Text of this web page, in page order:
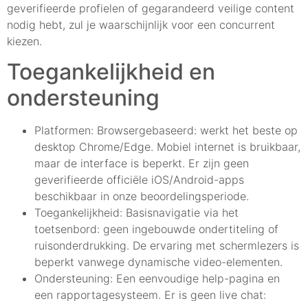
geverifieerde profielen of gegarandeerd veilige content
nodig hebt, zul je waarschijnlijk voor een concurrent
kiezen.
Toegankelijkheid en
ondersteuning
Platformen: Browsergebaseerd: werkt het beste op
desktop Chrome/Edge. Mobiel internet is bruikbaar,
maar de interface is beperkt. Er zijn geen
geverifieerde officiële iOS/Android-apps
beschikbaar in onze beoordelingsperiode.
Toegankelijkheid: Basisnavigatie via het
toetsenbord: geen ingebouwde ondertiteling of
ruisonderdrukking. De ervaring met schermlezers is
beperkt vanwege dynamische video-elementen.
Ondersteuning: Een eenvoudige help-pagina en
een rapportagesysteem. Er is geen live chat: